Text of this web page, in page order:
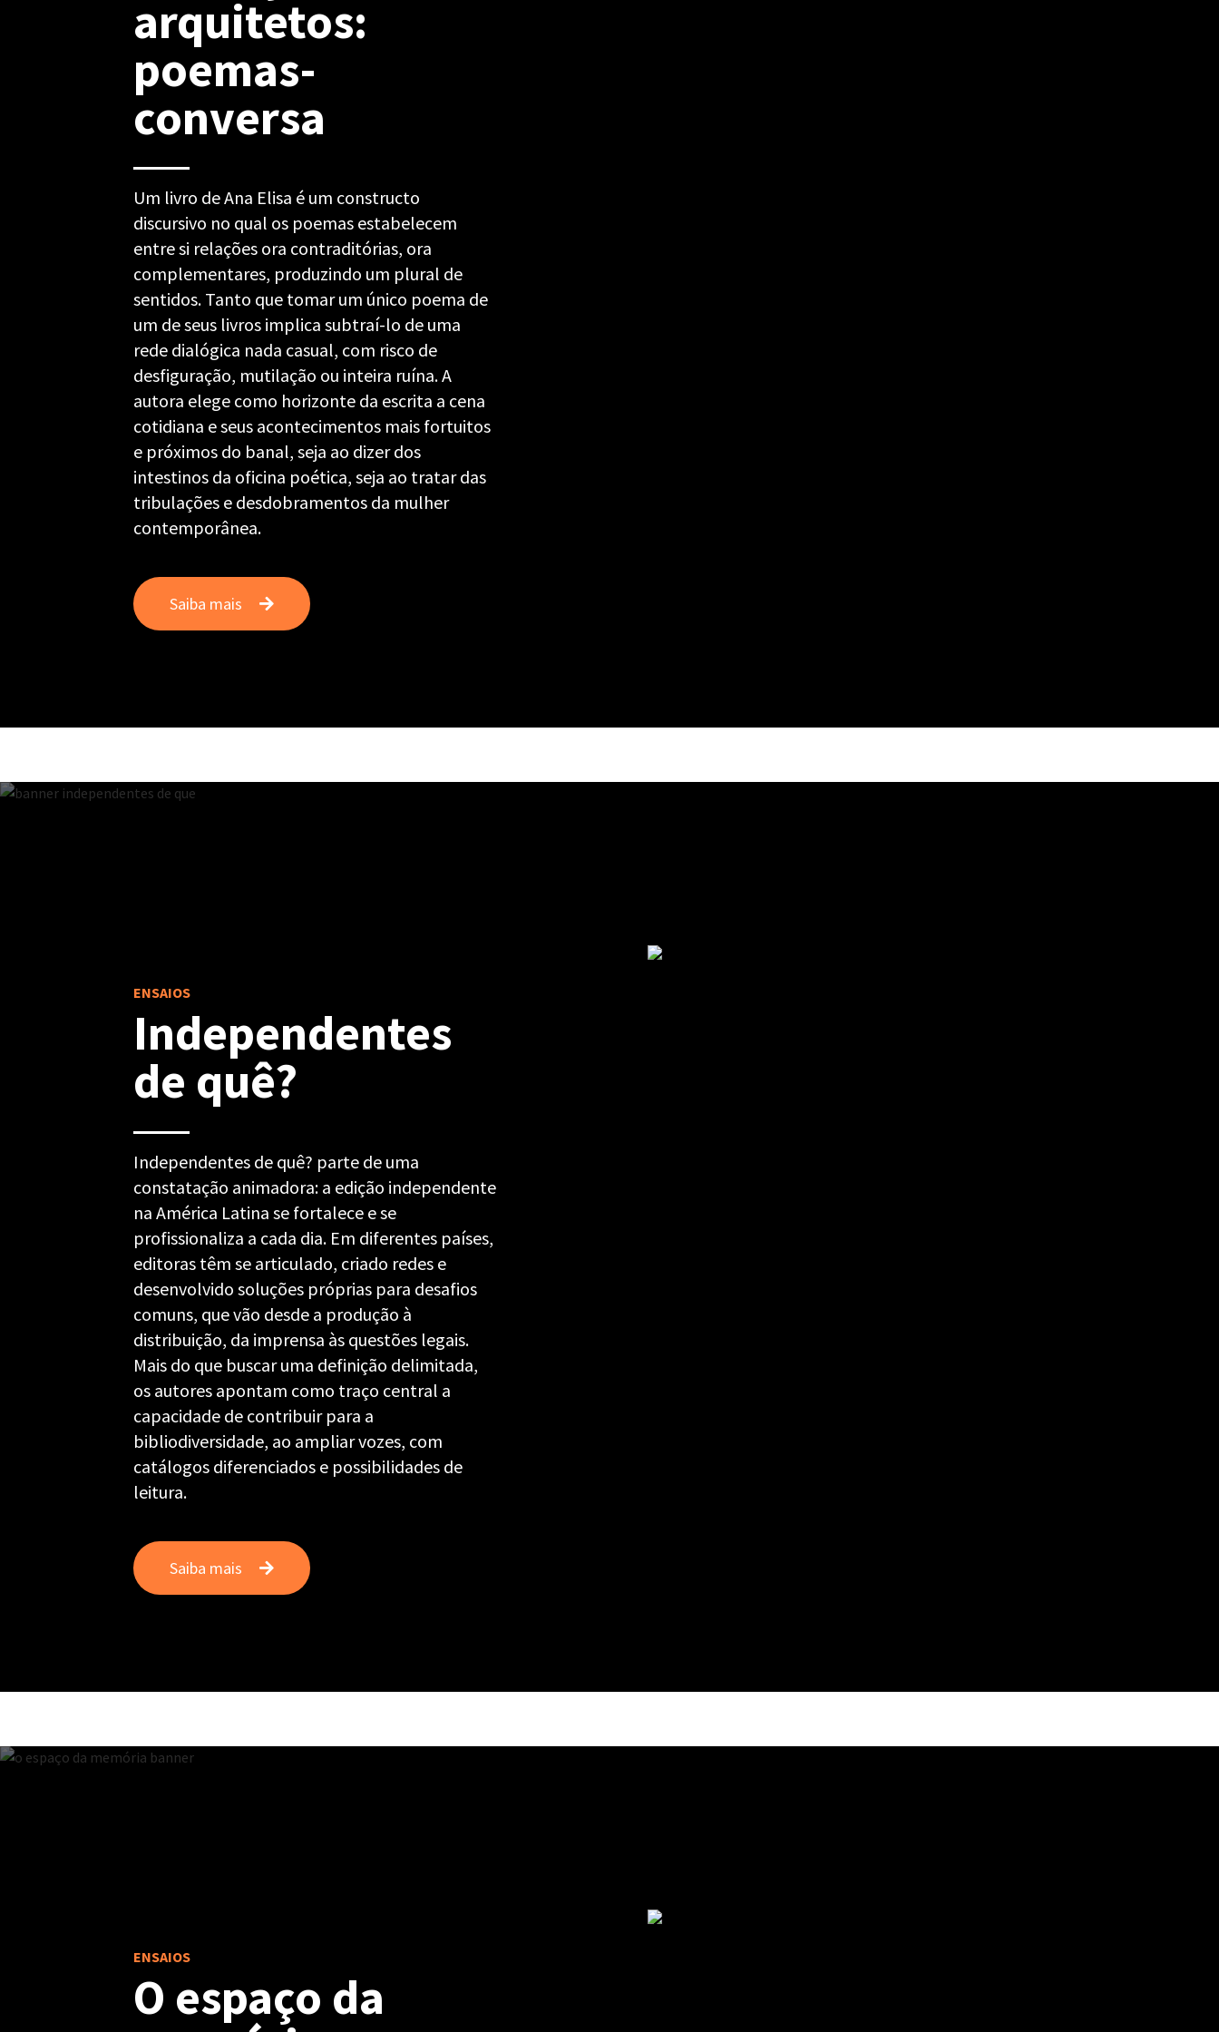
arquitetos:
poemas-
conversa
Um livro de Ana Elisa é um constructo
discursivo no qual os poemas estabelecem
entre si relações ora contraditórias, ora
complementares, produzindo um plural de
sentidos. Tanto que tomar um único poema de
um de seus livros implica subtraí-lo de uma
rede dialógica nada casual, com risco de
desfiguração, mutilação ou inteira ruína. A
autora elege como horizonte da escrita a cena
cotidiana e seus acontecimentos mais fortuitos
e próximos do banal, seja ao dizer dos
intestinos da oficina poética, seja ao tratar das
tribulações e desdobramentos da mulher
contemporânea.
Saiba mais
ENSAIOS
Independentes
de quê?
Independentes de quê? parte de uma
constatação animadora: a edição independente
na América Latina se fortalece e se
profissionaliza a cada dia. Em diferentes países,
editoras têm se articulado, criado redes e
desenvolvido soluções próprias para desafios
comuns, que vão desde a produção à
distribuição, da imprensa às questões legais.
Mais do que buscar uma definição delimitada,
os autores apontam como traço central a
capacidade de contribuir para a
bibliodiversidade, ao ampliar vozes, com
catálogos diferenciados e possibilidades de
leitura.
Saiba mais
ENSAIOS
O espaço da